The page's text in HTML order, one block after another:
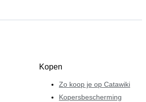
Kopen
Zo koop je op Catawiki
Kopersbescherming